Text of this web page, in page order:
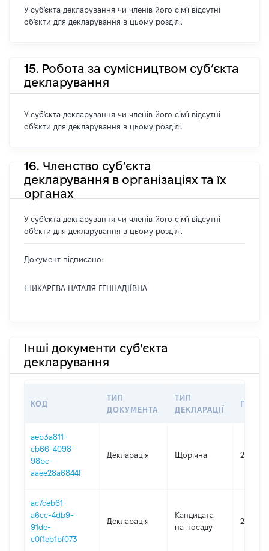
У суб'єкта декларування чи членів його сім'ї відсутні
об'єкти для декларування в цьому розділі.
15. Робота за сумісництвом суб’єкта
декларування
У суб'єкта декларування чи членів його сім'ї відсутні
об'єкти для декларування в цьому розділі.
16. Членство суб’єкта
декларування в організаціях та їх
органах
У суб'єкта декларування чи членів його сім'ї відсутні
об'єкти для декларування в цьому розділі.
Документ підписано:
ШИКАРЕВА НАТАЛЯ ГЕННАДІЇВНА
Інші документи суб'єкта
декларування
КОД
ТИП
ДОКУМЕНТА
ТИП
ДЕКЛАРАЦІЇ
aeb3a811-
cb66-4098-
98bc-
aaee28a6844f
Декларація Щорічна 2021
ac7ceb61-
a6cc-4db9-
91de-
c0f1eb1bf073
Декларація
Кандидата
на посаду
2020